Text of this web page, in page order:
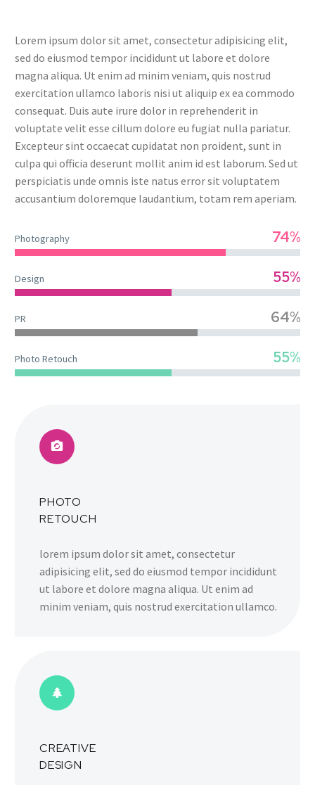
Lorem ipsum dolor sit amet, consectetur adipisicing elit,
sed do eiusmod tempor incididunt ut labore et dolore
magna aliqua. Ut enim ad minim veniam, quis nostrud
exercitation ullamco laboris nisi ut aliquip ex ea commodo
consequat. Duis aute irure dolor in reprehenderit in
voluptate velit esse cillum dolore eu fugiat nulla pariatur.
Excepteur sint occaecat cupidatat non proident, sunt in
culpa qui officia deserunt mollit anim id est laborum. Sed ut
perspiciatis unde omnis iste natus error sit voluptatem
accusantium doloremque laudantium, totam rem aperiam.
Photography 74%
Design 55%
PR 64%
Photo Retouch 55%
PHOTO
RETOUCH
lorem ipsum dolor sit amet, consectetur
adipisicing elit, sed do eiusmod tempor incididunt
ut labore et dolore magna aliqua. Ut enim ad
minim veniam, quis nostrud exercitation ullamco.
CREATIVE
DESIGN